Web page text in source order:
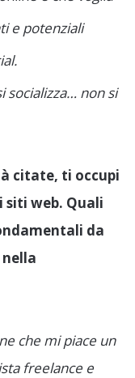
e potenziali
socializza… non si
citate, ti occupi
siti web. Quali
da
che mi piace un
freelance e